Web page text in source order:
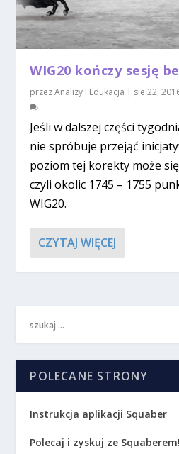
WIG20 kończy sesję
przezAnalizy i Edukacja | sie 22,
Jeśli w dalszej części
nie spróbuje przejąć
poziom tej korekty może
czyli okolic 1745 – 1755
WIG20.
CZYTAJ WIĘCEJ
POLECANE STRONY
Instrukcja aplikacji Squaber
Polecaj i zyskuj ze Squaberem!